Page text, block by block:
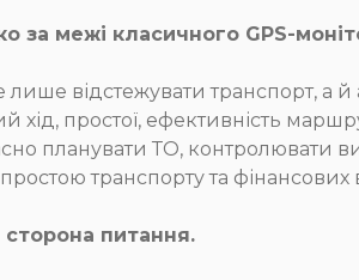
за межі класичного GPS-
лише відстежувати транспорт, а й
простої, ефективність
планувати ТО, контролювати
транспорту та фінансових
питання.